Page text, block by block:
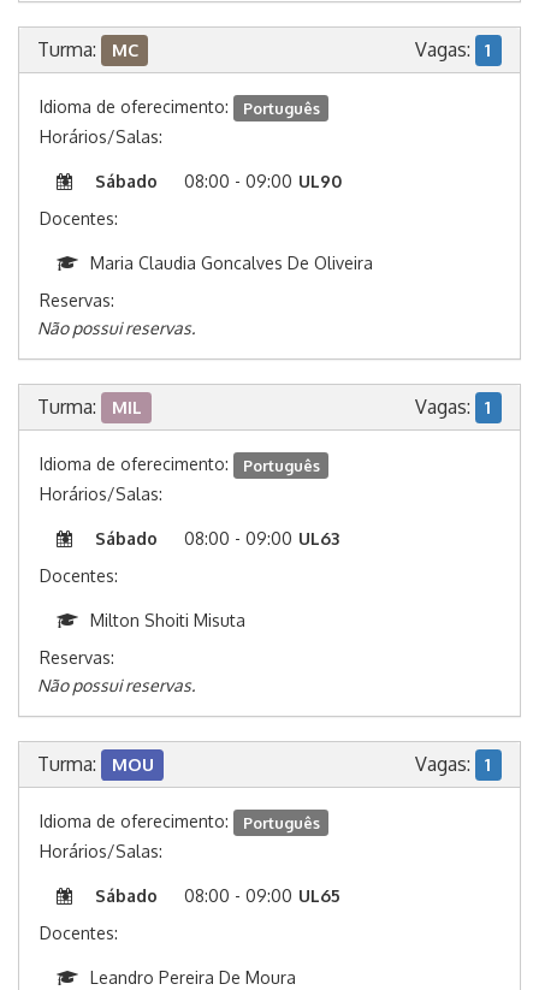
Turma: MC Vagas: 1
Idioma de oferecimento: Português
Horários/Salas:
Sábado 08:00 - 09:00 UL90
Docentes:
Maria Claudia Goncalves De Oliveira
Reservas:
Não possui reservas.
Turma: MIL Vagas: 1
Idioma de oferecimento: Português
Horários/Salas:
Sábado 08:00 - 09:00 UL63
Docentes:
Milton Shoiti Misuta
Reservas:
Não possui reservas.
Turma: MOU Vagas: 1
Idioma de oferecimento: Português
Horários/Salas:
Sábado 08:00 - 09:00 UL65
Docentes:
Leandro Pereira De Moura